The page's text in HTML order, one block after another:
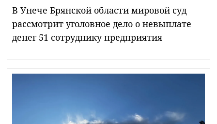
В Унече Брянской области мировой суд
рассмотрит уголовное дело о невыплате
денег 51 сотруднику предприятия